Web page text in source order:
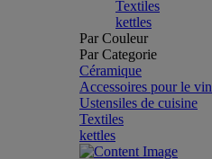
Textiles
kettles
Par Couleur
Par Categorie
Céramique
Accessoires pour le vin
Ustensiles de cuisine
Textiles
kettles